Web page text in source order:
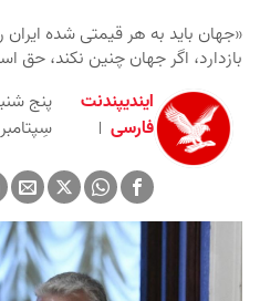
«جهان باید به هر قیمتی شده ایران
بازدارد، اگر جهان چنین نکند، حق
ایندیپندنت
فارسی
سِپتامبر ۲۰۲۱ ۲۰:۰۰